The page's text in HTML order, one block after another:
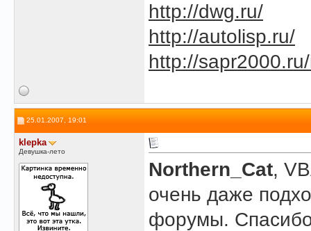
http://dwg.ru/
http://autolisp.ru/
http://
25.01.2007, 19:01
klepka
Девушка-лето
Northern_Cat,
очень даже
форумы.